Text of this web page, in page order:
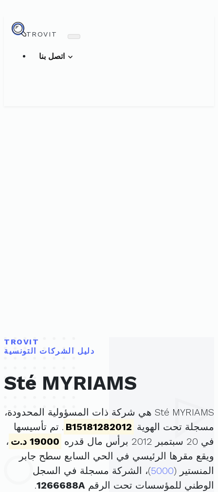
TROVIT
TROVIT
دليل الشركات التونسية
Sté MYRIAMS
Sté MYRIAMS هي شركة ذات المسؤولية المحدودة،
مسجلة تحت الهوية B15181282012 . تم تأسيسها
في 20 سبتمبر 2012 برأس مال قدره
19000 د.ت
،
ويقع مقرها الرئيسي في الحي السابع سطح جابر
المنستير (5000)، الشركة مسجلة في السجل
الوطني للمؤسسات تحت الرقم 1266688A
.